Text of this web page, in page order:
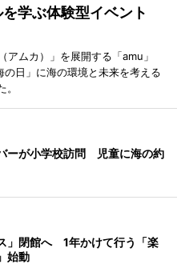
を学ぶ体験型イベント
ムカ）」を展開する「amu」
の日」に海の環境と未来を考える
ーが小学校訪問 児童に海の約
」閉館へ 1年かけて行う「楽
始動